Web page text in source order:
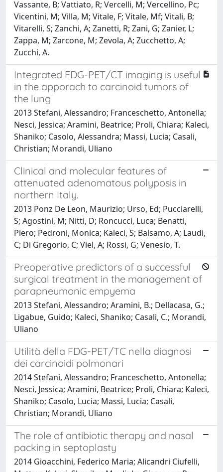
Vassante, B; Vattiato, R; Vercelli, M; Vercellino, Pc;
Vicentini, M; Villa, M; Vitale, F; Vitale, Mf; Vitali, B;
Vitarelli, S; Zanchi, A; Zanetti, R; Zani, G; Zanier, L;
Zappa, M; Zarcone, M; Zevola, A; Zucchetto, A;
Zucchi, A.
Integrated FDG-PET/CT imaging is useful
in the apporach to carcinoid tumors of
the lung
2013 Stefani, Alessandro; Franceschetto, Antonella;
Nesci, Jessica; Aramini, Beatrice; Proli, Chiara; Kaleci,
Shaniko; Casolo, Alessandra; Massi, Lucia; Casali,
Christian; Morandi, Uliano
Clinical and molecular features of
attenuated adenomatous polyposis in
northern Italy.
2013 Ponz De Leon, Maurizio; Urso, Ed; Pucciarelli,
S; Agostini, M; Nitti, D; Roncucci, Luca; Benatti,
Piero; Pedroni, Monica; Kaleci, S; Balsamo, A; Laudi,
C; Di Gregorio, C; Viel, A; Rossi, G; Venesio, T.
Preoperative predictors of a successful
surgical treatment in the management of
parapneumonic empyema
2013 Stefani, Alessandro; Aramini, B.; Dellacasa, G.;
Ligabue, Guido; Kaleci, Shaniko; Casali, C.; Morandi,
Uliano
Utilità della FDG-PET/TC nella diagnosi
dei carcinoidi polmonari
2014 Stefani, Alessandro; Franceschetto, Antonella;
Nesci, Jessica; Aramini, Beatrice; Proli, Chiara; Kaleci,
Shaniko; Casolo, Lucia; Massi, Lucia; Casali,
Christian; Morandi, Uliano
The role of antibiotic therapy and nasal
packing in septoplasty
2014 Gioacchini, Federico Maria; Alicandri Ciufelli,